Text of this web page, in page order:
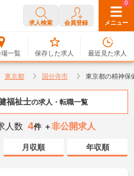
求人検索 会員登録 メニュー
場一覧
0
保存した求人
0
最近見た求人
東京都 国分寺市 東京都の精神保
福祉士の求人・転職一覧
人数 4件 ＋非公開求人
月収順 年収順